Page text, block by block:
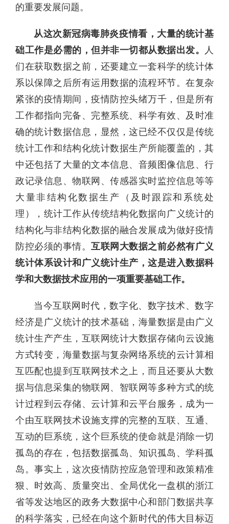
的重要发展问题。
从这次新冠病毒肺炎疫情看，大量的统计基
础工作是必需的，但并非一切都从数据出发。
人
们在获取数据之前，还要建立一套科学的统计体
系以保障之后所有运用数据的流程环节。在复杂
紧张的疫情期间，疫情防控头绪万千，但是所有
工作都指向完备、完整系统、科学有效、及时准
确的统计数据信息，显然，这已经不仅仅是传统
统计工作和结构化统计数据生产所能覆盖的，其
中还包括了大量的文本信息、音频图像信息、行
政记录信息、物联网、传感器实时监控信息等等
大量非结构化数据生产（及时跟踪和系统处
理），统计工作从传统结构化数据向广义统计的
结构化与非结构化数据的融合发展成为做好疫情
防控必须的事情。 互联网大数据之前必然有广义
统计体系设计和广义统计生产，这是进入数据科
学和大数据技术应用的一项重要基础工作。
当今互联网时代，数字化、数字技术、数字
经济是广义统计的技术基础，海量数据是由广义
统计生产产生，互联网统计大数据存储向云设施
方式转变，海量数据与复杂网络系统的云计算相
互匹配也提到互联网技术之上，而且还要从大数
据与信息采集的物联网、智联网等多种方式的统
计过程到云存储、云计算和云平台服务，成为一
个由互联网技术设施支撑的完整的互联、互通、
互动的巨系统，这个巨系统的使命就是消除一切
孤岛的存在，包括数据孤岛、知识孤岛、学科孤
岛。事实上，这次疫情防控应急管理和政策精准
狠、时效高、质量突出 、全局优化一盘棋的浙江
省等发达地区的政务大数据中心和部门数据共享
的科学落实，已经在向这个新时代的伟大目标迈